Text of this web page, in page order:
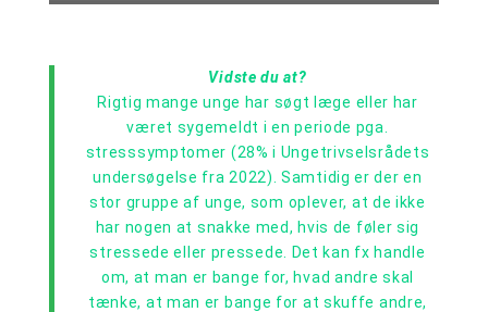
Vidste du at?
Rigtig mange unge har søgt læge eller har
været sygemeldt i en periode pga.
stresssymptomer (28% i Ungetrivselsrådets
undersøgelse fra 2022). Samtidig er der en
stor gruppe af unge, som oplever, at de ikke
har nogen at snakke med, hvis de føler sig
stressede eller pressede. Det kan fx handle
om, at man er bange for, hvad andre skal
tænke, at man er bange for at skuffe andre,